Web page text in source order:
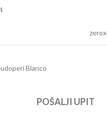
zerox
Blanco
POŠALJI UPIT